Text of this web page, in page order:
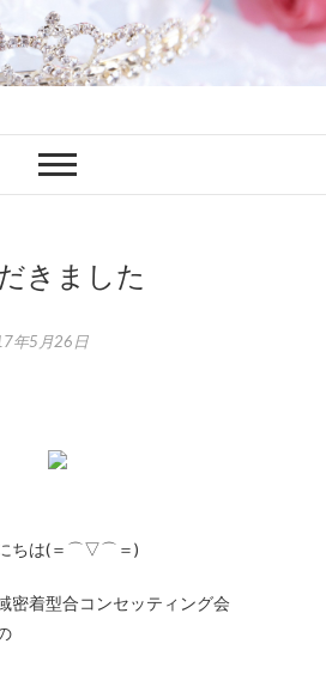
ブロ
きました
年5月26日
ちは(＝⌒▽⌒＝)
密着型合コンセッティング会